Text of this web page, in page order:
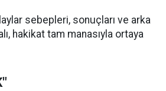
sebepleri, sonuçları ve arka
hakikat tam manasıyla ortaya